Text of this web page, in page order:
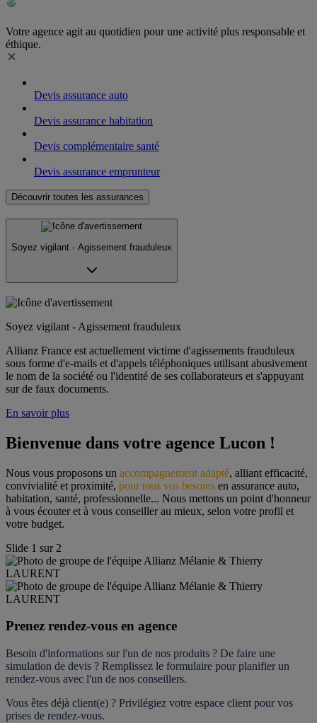
Votre agence agit au quotidien pour une activité plus responsable et
éthique.
Devis assurance auto
Devis assurance habitation
Devis complémentaire santé
Devis assurance emprunteur
Découvrir toutes les assurances
Soyez vigilant - Agissement frauduleux
Soyez vigilant - Agissement frauduleux
Allianz France est actuellement victime d'agissements frauduleux
sous forme d'e-mails et d'appels téléphoniques utilisant abusivement
le nom de la société ou l'identité de ses collaborateurs et s'appuyant
sur de faux documents.
En savoir plus
Bienvenue dans votre agence Lucon !
Nous vous proposons un accompagnement adapté, alliant efficacité,
convivialité et proximité, pour tous vos besoins en assurance auto,
habitation, santé, professionnelle... Nous mettons un point d'honneur
à vous écouter et à vous conseiller au mieux, selon votre profil et
votre budget.
Slide 1 sur 2
Prenez rendez-vous en agence
Besoin d'informations sur l'un de nos produits ? De faire une
simulation de devis ? Remplissez le formulaire pour planifier un
rendez-vous avec l'un de nos conseillers.
Vous êtes déjà client(e) ? Privilégiez votre espace client pour vos
prises de rendez-vous.